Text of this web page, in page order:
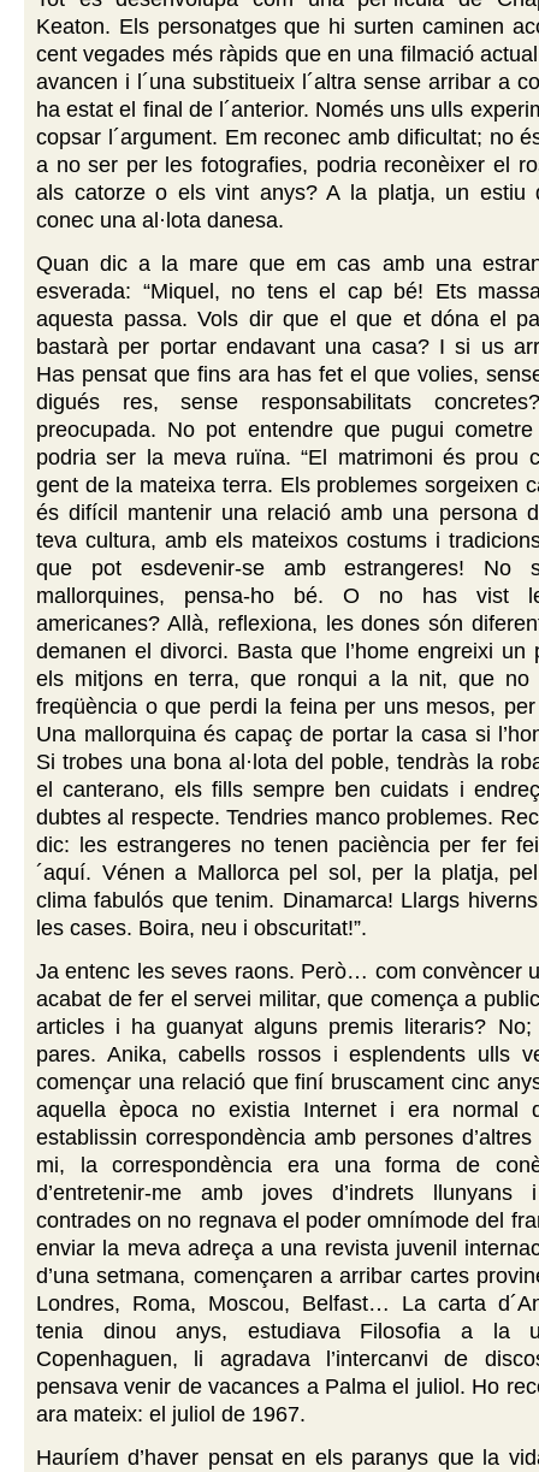
Keaton. Els personatges que hi surten caminen
cent vegades més ràpids que en una filmació
avancen i l´una substitueix l´altra sense arribar a
ha estat el final de l´anterior. Només uns ulls
copsar l´argument. Em reconec amb dificultat; no
a no ser per les fotografies, podria reconèixer el
als catorze o els vint anys? A la platja, un estiu
conec una al·lota danesa.
Quan dic a la mare que em cas amb una
esverada: “Miquel, no tens el cap bé! Ets
aquesta passa. Vols dir que el que et dóna el
bastarà per portar endavant una casa? I si us
Has pensat que fins ara has fet el que volies,
digués res, sense responsabilitats
preocupada. No pot entendre que pugui
podria ser la meva ruïna. “El matrimoni és prou
gent de la mateixa terra. Els problemes sorgeixen
és difícil mantenir una relació amb una persona
teva cultura, amb els mateixos costums i
que pot esdevenir-se amb estrangeres! No
mallorquines, pensa-ho bé. O no has vist
americanes? Allà, reflexiona, les dones són
demanen el divorci. Basta que l’home engreixi un
els mitjons en terra, que ronqui a la nit, que no
freqüència o que perdi la feina per uns mesos,
Una mallorquina és capaç de portar la casa si
Si trobes una bona al·lota del poble, tendràs la
el canterano, els fills sempre ben cuidats i
dubtes al respecte. Tendries manco problemes.
dic: les estrangeres no tenen paciència per fer
´aquí. Vénen a Mallorca pel sol, per la platja,
clima fabulós que tenim. Dinamarca! Llargs
les cases. Boira, neu i obscuritat!”.
Ja entenc les seves raons. Però… com convèncer
acabat de fer el servei militar, que comença a
articles i ha guanyat alguns premis literaris?
pares. Anika, cabells rossos i esplendents ulls
començar una relació que finí bruscament cinc
aquella època no existia Internet i era normal
establissin correspondència amb persones
mi, la correspondència era una forma de
d’entretenir-me amb joves d’indrets
contrades on no regnava el poder omnímode del
enviar la meva adreça a una revista juvenil
d’una setmana, començaren a arribar cartes
Londres, Roma, Moscou, Belfast… La carta
tenia dinou anys, estudiava Filosofia a la
Copenhaguen, li agradava l’intercanvi de
pensava venir de vacances a Palma el juliol. Ho
ara mateix: el juliol de 1967.
Hauríem d’haver pensat en els paranys que la